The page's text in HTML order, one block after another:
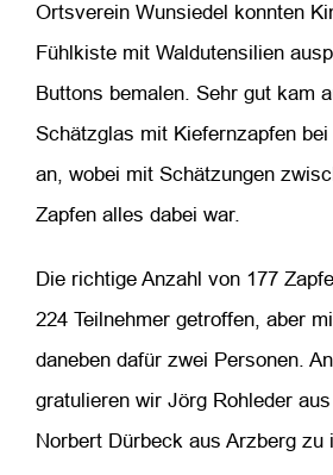
Ortsverein Wunsiedel konnten
Fühlkiste mit Waldutensilien
Buttons bemalen. Sehr gut kam
Schätzglas mit Kiefernzapfen
an, wobei mit Schätzungen
Zapfen alles dabei war.
Die richtige Anzahl von 177
224 Teilnehmer getroffen, aber
daneben dafür zwei Personen.
gratulieren wir Jörg Rohleder aus
Norbert Dürbeck aus Arzberg zu